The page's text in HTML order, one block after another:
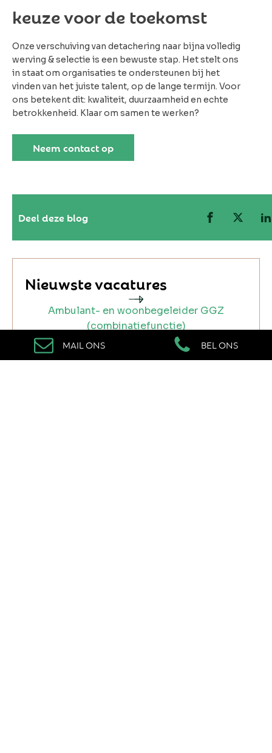
keuze voor de toekomst
Onze verschuiving van detachering naar bijna volledig
werving & selectie is een bewuste stap. Het stelt ons
in staat om organisaties te ondersteunen bij het
vinden van het juiste talent, op de lange termijn. Voor
ons betekent dit: kwaliteit, duurzaamheid en echte
betrokkenheid. Klaar om samen te werken?
Neem contact op
Deel deze blog
Nieuwste vacatures
Ambulant- en woonbegeleider GGZ
(combinatiefunctie)
Wakkere nachtdienstmedewerker (mbo)
MAIL ONS BEL ONS